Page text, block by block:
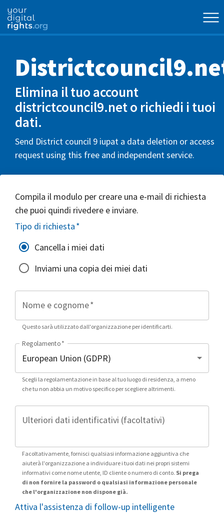
Elimina il tuo account
districtcouncil9.net o richiedi i tuoi
dati.
Send District council 9 iupat a data deletion or access
request using this free and independent service.
Compila il modulo per creare una e-mail di richiesta
che puoi quindi rivedere e inviare.
Tipo di richiesta*
Cancella i miei dati
Inviami una copia dei miei dati
Nome e cognome*
Questo sarà utilizzato dall'organizzazione per identificarti.
Regolamento*
Scegli la regolamentazione in base al tuo luogo di residenza, a meno
che tu non abbia un motivo specifico per scegliere altrimenti.
Ulteriori dati identificativi (facoltativi)
Facoltativamente, fornisci qualsiasi informazione aggiuntiva che
aiuterà l'organizzazione a individuare i tuoi dati nei propri sistemi
informativi come nome utente, ID cliente o numero di conto. Si prega
di non fornire la password o qualsiasi informazione personale
che l'organizzazione non dispone già.
Attiva l'assistenza di follow-up intelligente